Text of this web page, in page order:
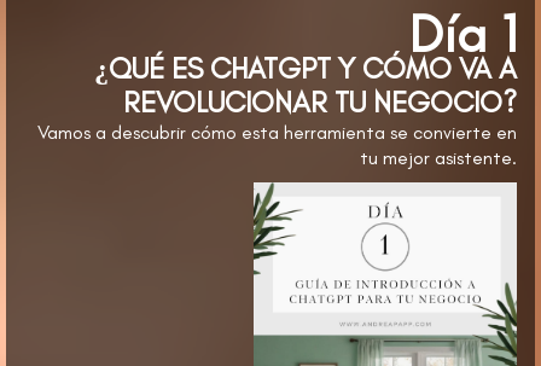
Día 1
¿QUÉ ES CHATGPT Y CÓMO VA A
REVOLUCIONAR TU NEGOCIO?
Vamos a descubrir cómo esta herramienta se convierte en
tu mejor asistente.